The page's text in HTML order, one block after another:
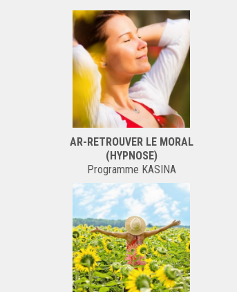
AR-RETROUVER LE MORAL
(HYPNOSE)
Programme KASINA